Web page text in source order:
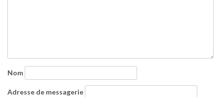
Nom
Adresse de messagerie